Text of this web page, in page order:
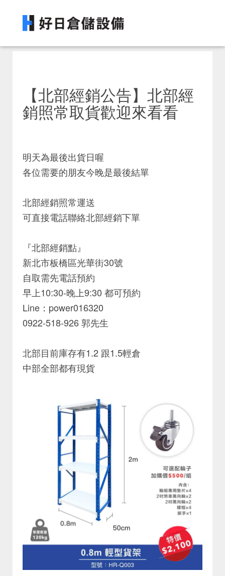
【北部經銷公告】北部經
銷照常取貨歡迎來看看
明天為最後出貨日喔
各位需要的朋友今晚是最後結單
北部經銷照常運送
可直接電話聯絡北部經銷下單
『北部經銷點』
新北市板橋區光華街30號
自取需先電話預約
早上10:30-晚上9:30 都可預約
Line：power016320
0922-518-926 郭先生
北部目前庫存有1.2 跟1.5輕倉
中部全部都有現貨